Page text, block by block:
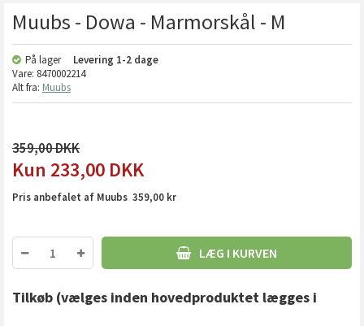
Muubs - Dowa - Marmorskål - M
På lager Levering 1-2 dage
Vare: 8470002214
Alt fra: Muubs
359,00
233,00 DKK
Pris anbefalet af Muubs 359,00 kr
LÆG I KURVEN
Tilkøb (vælges inden hovedproduktet lægges i